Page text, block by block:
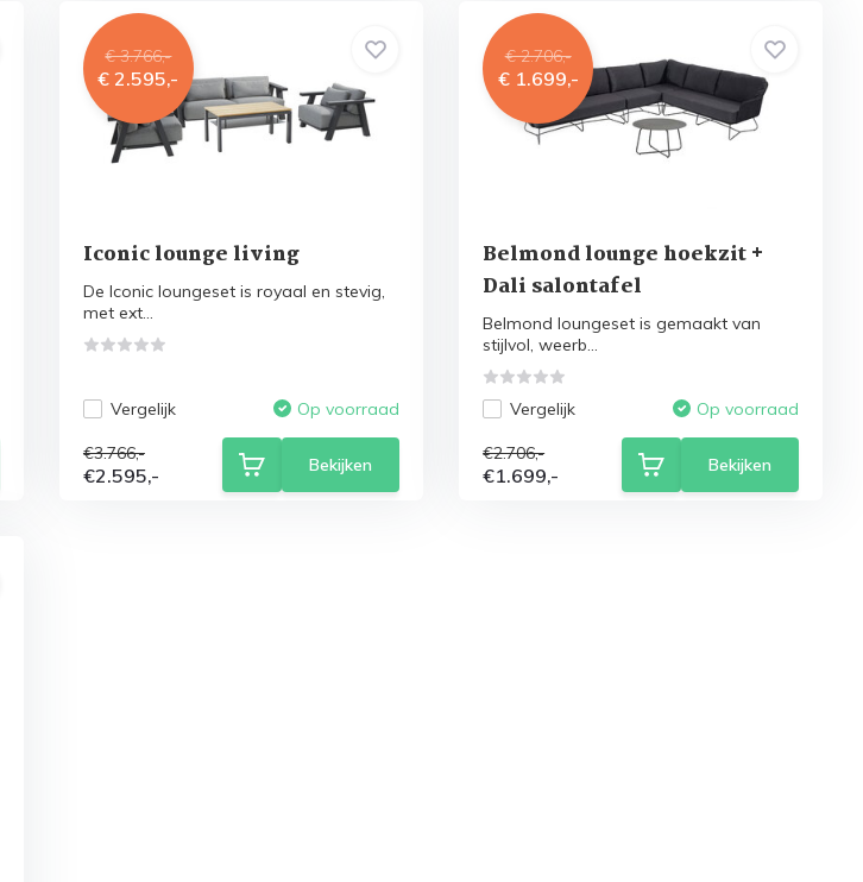
€ 3.766,-
€ 2.595,-
Iconic lounge living
De Iconic loungeset is royaal en stevig,
met ext...
Vergelijk Op voorraad
€3.766,-
€2.595,- Bekijken
€ 2.706,-
€ 1.699,-
Belmond lounge hoekzit +
Dali salontafel
Belmond loungeset is gemaakt van
stijlvol, weerb...
Vergelijk Op voorraad
€2.706,-
€1.699,- Bekijken